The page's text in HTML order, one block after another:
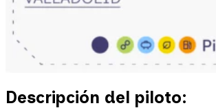
Descripción del piloto: